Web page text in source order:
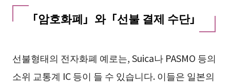
「암호화폐」와「선불 결제 수단」
선불형태의 전자화폐 예로는, Suica나 PASMO 등의
소위 교통계 IC 등이 들 수 있습니다. 이들은 일본의